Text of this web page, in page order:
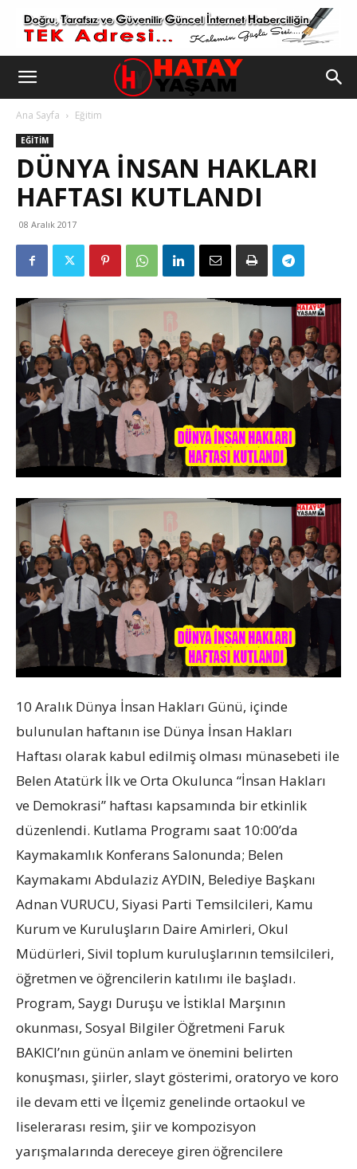
Ana Sayfa Eğitim
EĞITIM
DÜNYA İNSAN HAKLARI
HAFTASI KUTLANDI
08 Aralık 2017
10 Aralık Dünya İnsan Hakları Günü, içinde
bulunulan haftanın ise Dünya İnsan Hakları
Haftası olarak kabul edilmiş olması münasebeti ile
Belen Atatürk İlk ve Orta Okulunca “İnsan Hakları
ve Demokrasi” haftası kapsamında bir etkinlik
düzenlendi. Kutlama Programı saat 10:00’da
Kaymakamlık Konferans Salonunda; Belen
Kaymakamı Abdulaziz AYDIN, Belediye Başkanı
Adnan VURUCU, Siyasi Parti Temsilcileri, Kamu
Kurum ve Kuruluşların Daire Amirleri, Okul
Müdürleri, Sivil toplum kuruluşlarının temsilcileri,
öğretmen ve öğrencilerin katılımı ile başladı.
Program, Saygı Duruşu ve İstiklal Marşının
okunması, Sosyal Bilgiler Öğretmeni Faruk
BAKICI’nın günün anlam ve önemini belirten
konuşması, şiirler, slayt gösterimi, oratoryo ve koro
ile devam etti ve İlçemiz genelinde ortaokul ve
liselerarası resim, şiir ve kompozisyon
yarışmalarında dereceye giren öğrencilere